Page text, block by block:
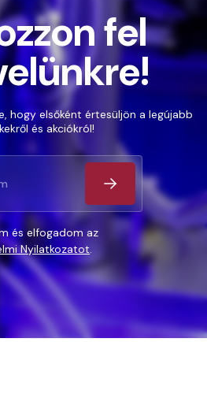
fel
hogy elsőként értesüljön a legújabb
és akciókról!
és elfogadom az
Nyilatkozatot.